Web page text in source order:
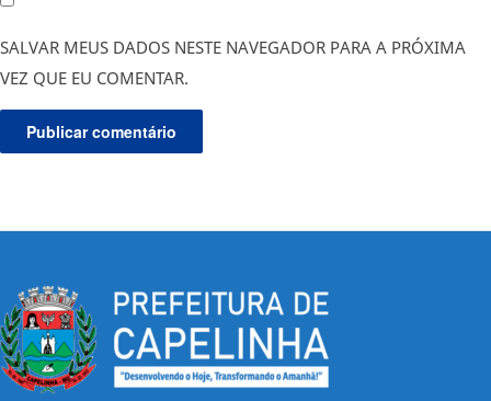
SALVAR MEUS DADOS NESTE NAVEGADOR PARA A PRÓXIMA
VEZ QUE EU COMENTAR.